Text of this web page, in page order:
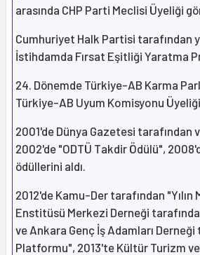
arasında CHP Parti Meclisi Üyeliği
Cumhuriyet Halk Partisi tarafından
İstihdamda Fırsat Eşitliği Yaratma
24. Dönemde Türkiye-AB Karma
Türkiye-AB Uyum Komisyonu
2001'de Dünya Gazetesi tarafından
2002'de "ODTÜ Takdir Ödülü", 2008'de
ödüllerini aldı.
2012'de Kamu-Der tarafından
Enstitüsü Merkezi Derneği
ve Ankara Genç İş Adamları Derneği
Platformu", 2013'te Kültür Turizm